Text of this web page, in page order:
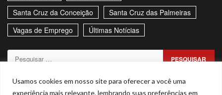
Usamos cookies em nosso site para oferecer a você uma
experiência mais relevante, lembrando suas preferências em
Santa Cruz da Conceição
Santa Cruz das Palmeiras
Vagas de Emprego
Últimas Notícias
Pesquisar
Sitemap Política de Privacidade Contato